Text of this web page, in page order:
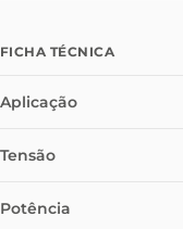
FICHA TÉCNICA
Aplicação
Tensão
Potência